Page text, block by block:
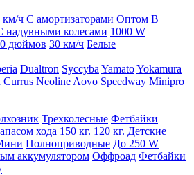
км/ч С амортизаторами Оптом В
надувными колесами 1000 W
дюймов 30 км/ч Белые
Dualtron Syccyba YamatoYokamura
Currus Neoline Aovo Speedway Minipro
Трехколесные Фетбайки
хода 150 кг. 120 кг. Детские
Полноприводные До 250 W
аккумулятором Оффроад Фетбайки